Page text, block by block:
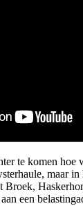
te komen hoe
maar
Broek,
een